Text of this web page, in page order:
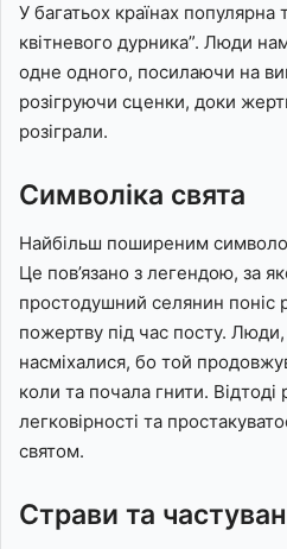
У багатьох країнах
квітневого дурника”. Люди
одне одного, посилаючи на
розігруючи сценки, доки
розіграли.
Символіка свята
Найбільш поширеним
Це пов’язано з легендою, за
простодушний селянин поніс
пожертву під час посту. Люди,
насміхалися, бо той
коли та почала гнити.
легковірності та
святом.
Страви та